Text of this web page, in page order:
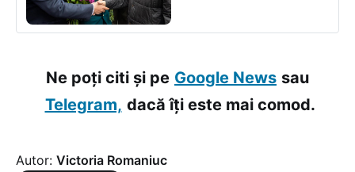
Ne poți citi și pe Google News sau
Telegram, dacă îți este mai comod.
Autor: Victoria Romaniuc